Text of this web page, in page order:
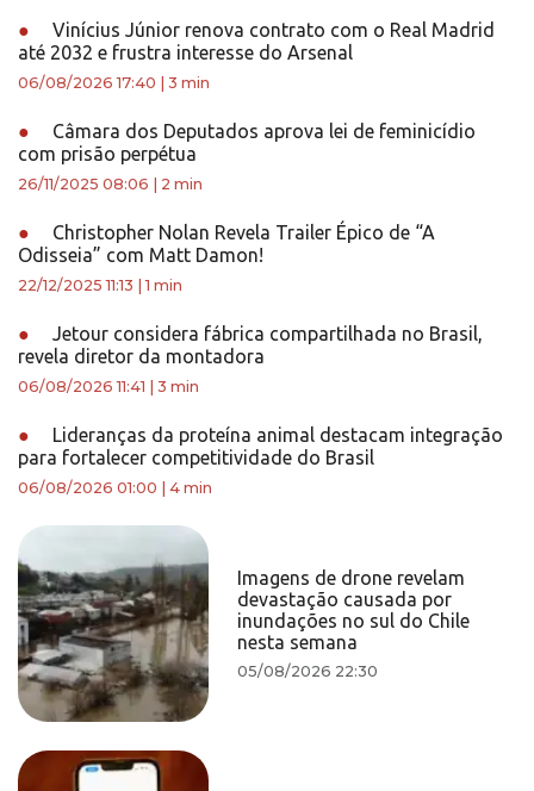
●
Vinícius Júnior renova contrato com o Real Madrid
até 2032 e frustra interesse do Arsenal
06/08/2026 17:40 3 min
●
Câmara dos Deputados aprova lei de feminicídio
com prisão perpétua
26/11/2025 08:06 2 min
●
Christopher Nolan Revela Trailer Épico de “A
Odisseia” com Matt Damon!
22/12/2025 11:13 |1 min
●
Jetour considera fábrica compartilhada no Brasil,
revela diretor da montadora
06/08/2026 11:41 3 min
●
Lideranças da proteína animal destacam integração
para fortalecer competitividade do Brasil
06/08/2026 01:00 4 min
Imagens de drone revelam
devastação causada por
inundações no sul do Chile
nesta semana
05/08/2026 22:30